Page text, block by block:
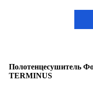
Полотенцесушитель
TERMINUS